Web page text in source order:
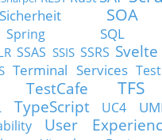
Sicherheit SOA
Spring SQL
SSAS SSIS SSRS Svelte
Terminal Services
TestCafe TFS
TypeScript UC4
User